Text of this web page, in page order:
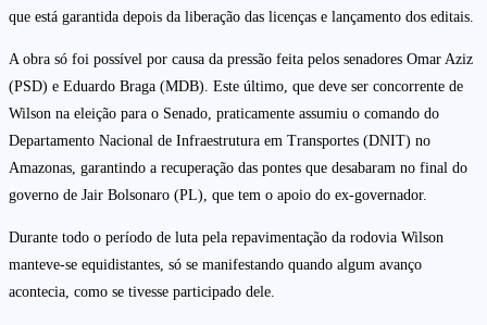
que está garantida depois da liberação das licenças e lançamento dos editais.
A obra só foi possível por causa da pressão feita pelos senadores Omar Aziz
(PSD) e Eduardo Braga (MDB). Este último, que deve ser concorrente de
Wilson na eleição para o Senado, praticamente assumiu o comando do
Departamento Nacional de Infraestrutura em Transportes (DNIT) no
Amazonas, garantindo a recuperação das pontes que desabaram no final do
governo de Jair Bolsonaro (PL), que tem o apoio do ex-governador.
Durante todo o período de luta pela repavimentação da rodovia Wilson
manteve-se equidistantes, só se manifestando quando algum avanço
acontecia, como se tivesse participado dele.